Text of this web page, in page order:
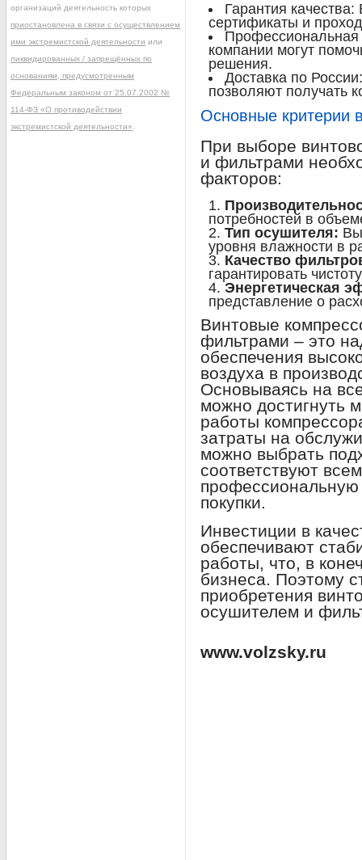
Гарантия
сертификаты и
Профессиональная
компании могут
решения.
Доставка по
позволяют получать
Основные критерии
При выборе
и фильтрами
факторов:
потребностей в
Тип осушителя:
уровня влажности в
Качество
гарантировать
Энергетическая
представление о
Винтовые
фильтрами – это
обеспечения
воздуха в
Основываясь на
можно достигнуть
работы
затраты на
можно выбрать
соответствуют
покупки.
Инвестиции в
обеспечивают
работы, что, в
бизнеса. Поэтому
приобретения
осушителем и
www.volzsky.ru
организаций деятельность которых
приостановлена в связи с осуществлением
ими экстремистской деятельности или
ликвидированных / запрещённых по
основаниям, предусмотренным
Федеральным законом от 25.07.2002 №
114-ФЗ «О противодействии
экстремистской деятельности»